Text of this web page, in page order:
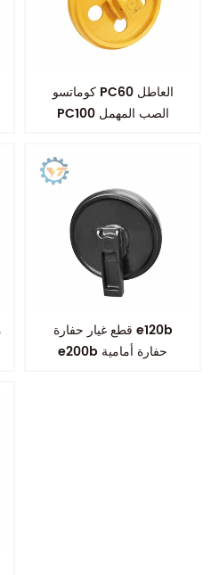
كوماتسو PC60 العاطل
PC100 الصب المهمل
قطع غيار حفارة e120b
e200b حفارة أمامية